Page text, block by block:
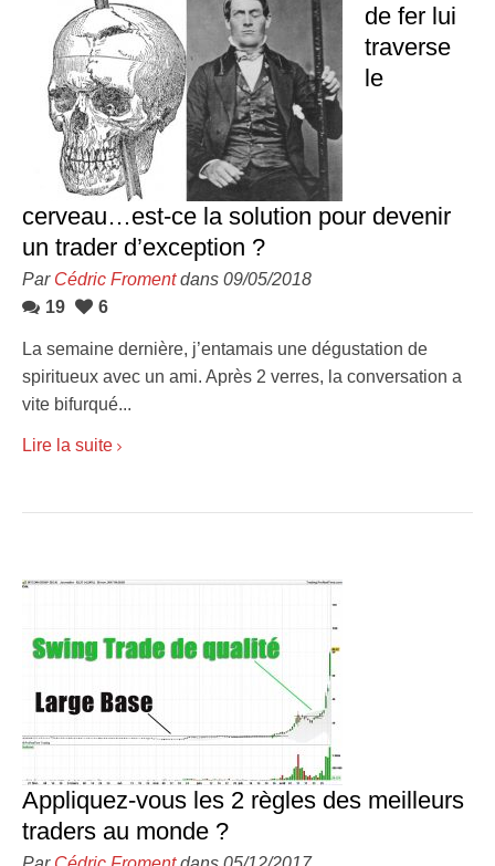
de fer lui
traverse
le
cerveau…est-ce la solution pour devenir
un trader d’exception ?
Par Cédric Fromentdans 09/05/2018
19
6
La semaine dernière, j’entamais une dégustation de
spiritueux avec un ami. Après 2 verres, la conversation a
vite bifurqué...
Lire la suite
Appliquez-vous les 2 règles des meilleurs
traders au monde ?